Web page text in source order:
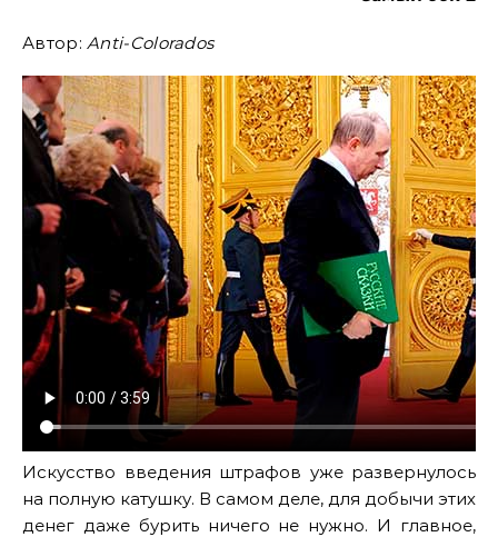
Автор:Anti-Colorados
Искусство введения штрафов уже развернулось
на полную катушку. В самом деле, для добычи этих
денег даже бурить ничего не нужно. И главное,